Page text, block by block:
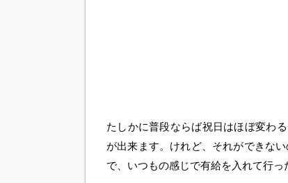
たしかに普段ならば祝日はほぼ変わ
が出来ます。けれど、それができな
で、いつもの感じで有給を入れて行っ